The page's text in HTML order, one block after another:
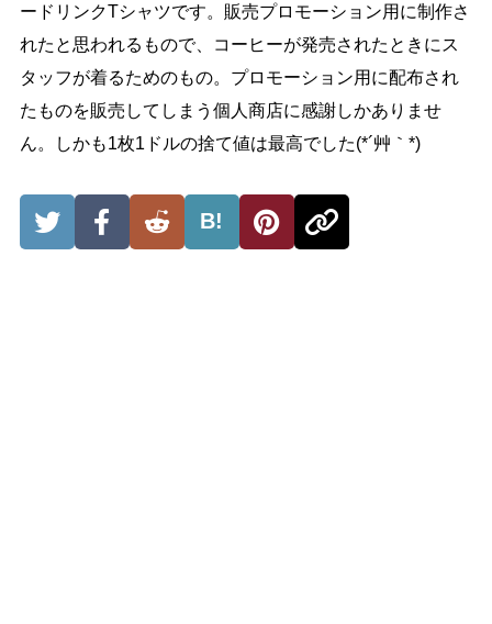
ードリンクTシャツです。販売プロモーション用に制作さ
れたと思われるもので、コーヒーが発売されたときにス
タッフが着るためのもの。プロモーション用に配布され
たものを販売してしまう個人商店に感謝しかありませ
ん。しかも1枚1ドルの捨て値は最高でした(*´艸｀*)
B!